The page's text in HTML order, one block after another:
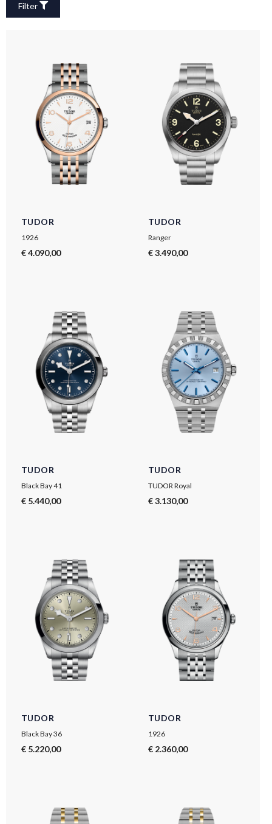
Filter
TUDOR
1926
€ 4.090,00
TUDOR
Ranger
€ 3.490,00
TUDOR
Black Bay 41
€ 5.440,00
TUDOR
TUDOR Royal
€ 3.130,00
TUDOR
Black Bay 36
€ 5.220,00
TUDOR
1926
€ 2.360,00